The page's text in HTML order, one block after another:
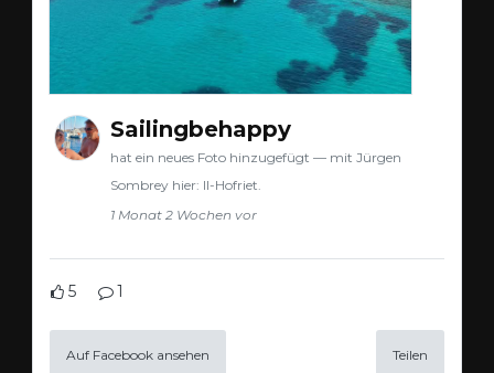
Sailingbehappy
hat ein neues Foto hinzugefügt — mit Jürgen
Sombrey hier: Il-Hofriet.
1 Monat 2 Wochen vor
5 1
Auf Facebook ansehen Teilen